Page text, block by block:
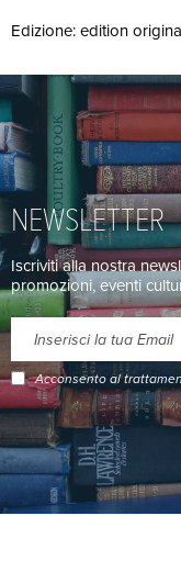
Edizione: edition
NEWSLETTER
Iscriviti alla nostra
promozioni, eventi
Acconsento al